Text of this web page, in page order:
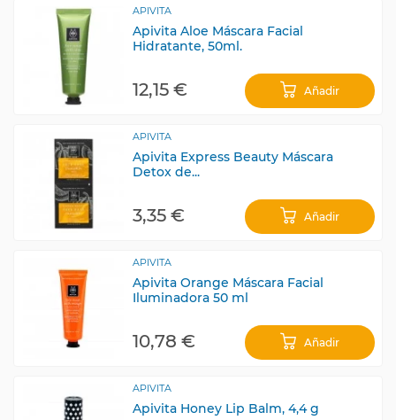
APIVITA
Apivita Aloe Máscara Facial
Hidratante, 50ml.
12,15 € Añadir
APIVITA
Apivita Express Beauty Máscara
Detox de...
3,35 € Añadir
APIVITA
Apivita Orange Máscara Facial
Iluminadora 50 ml
10,78 € Añadir
APIVITA
Apivita Honey Lip Balm, 4,4 g